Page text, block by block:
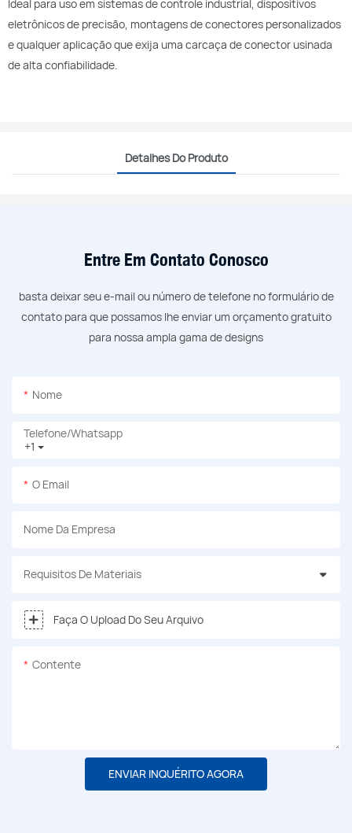
Ideal para uso em sistemas de controle industrial, dispositivos
eletrônicos de precisão, montagens de conectores personalizados
e qualquer aplicação que exija uma carcaça de conector usinada
de alta confiabilidade.
Detalhes Do Produto
Entre Em Contato Conosco
basta deixar seu e-mail ou número de telefone no formulário de
contato para que possamos lhe enviar um orçamento gratuito
para nossa ampla gama de designs
Nome
+1
Telefone/whatsapp
O Email
Nome Da Empresa
Requisitos De Materiais
Faça O Upload Do Seu Arquivo
Contente
ENVIAR INQUÉRITO AGORA